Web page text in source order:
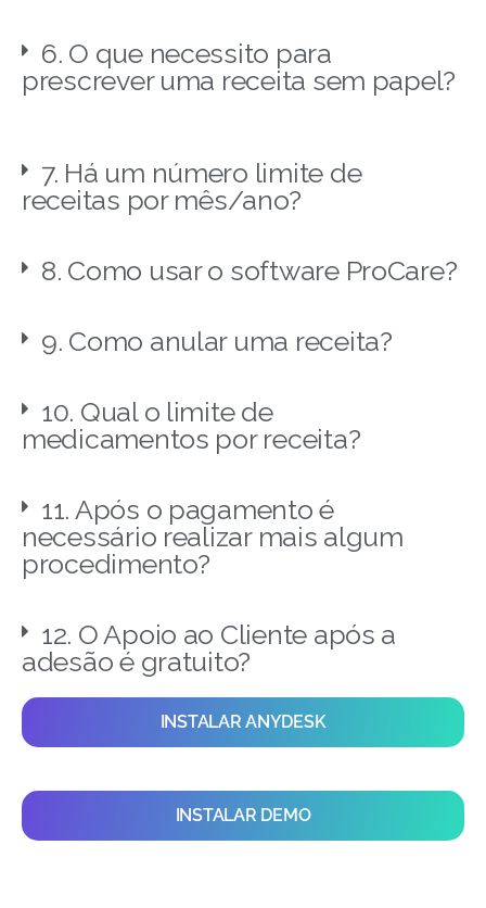
6. O que necessito para
prescrever uma receita sem papel?
7. Há um número limite de
receitas por mês/ano?
8. Como usar o software ProCare?
9. Como anular uma receita?
10. Qual o limite de
medicamentos por receita?
11. Após o pagamento é
necessário realizar mais algum
procedimento?
12. O Apoio ao Cliente após a
adesão é gratuito?
INSTALAR ANYDESK
INSTALAR DEMO